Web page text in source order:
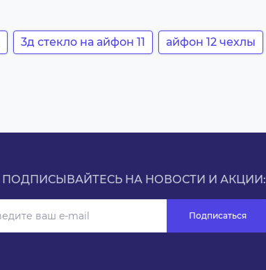
3д стекло на айфон 11 айфон 12 чехлы
ПОДПИСЫВАЙТЕСЬ НА НОВОСТИ И АКЦИИ:
Подписаться